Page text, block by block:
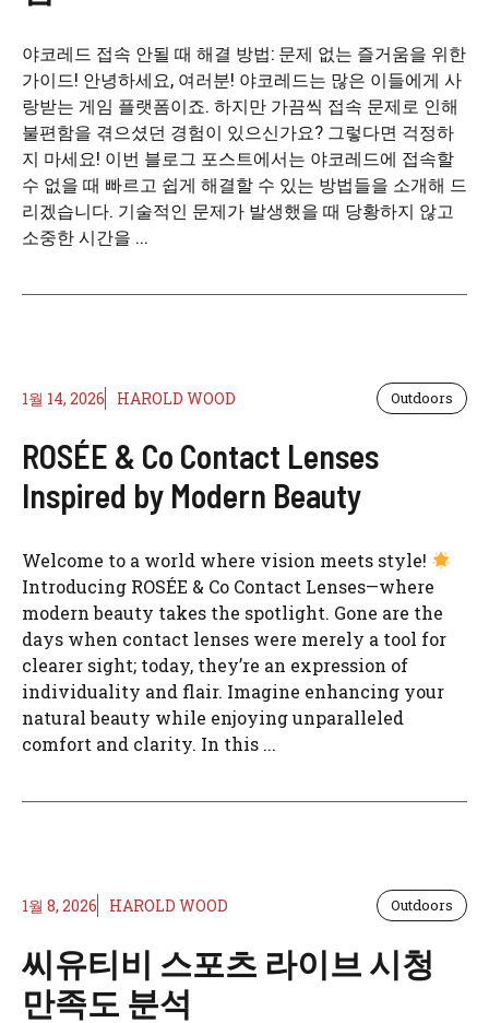
야코레드 접속 안될 때 해결 방법: 문제 없는 즐거움을 위한
가이드! 안녕하세요, 여러분! 야코레드는 많은 이들에게 사
랑받는 게임 플랫폼이죠. 하지만 가끔씩 접속 문제로 인해
불편함을 겪으셨던 경험이 있으신가요? 그렇다면 걱정하
지 마세요! 이번 블로그 포스트에서는 야코레드에 접속할
수 없을 때 빠르고 쉽게 해결할 수 있는 방법들을 소개해 드
리겠습니다. 기술적인 문제가 발생했을 때 당황하지 않고
소중한 시간을 ...
1월 14, 2026 HAROLD WOOD Outdoors
ROSÉE & Co Contact Lenses
Inspired by Modern Beauty
Welcome to a world where vision meets style!
Introducing ROSÉE & Co Contact Lenses—where
modern beauty takes the spotlight. Gone are the
days when contact lenses were merely a tool for
clearer sight; today, they’re an expression of
individuality and flair. Imagine enhancing your
natural beauty while enjoying unparalleled
comfort and clarity. In this ...
1월 8, 2026 HAROLD WOOD Outdoors
씨유티비 스포츠 라이브 시청
만족도 분석